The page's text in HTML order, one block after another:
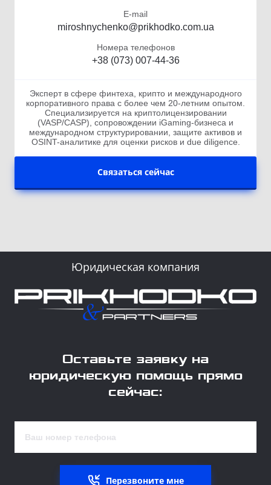
E-mail
miroshnychenko@prikhodko.com.ua
Номера телефонов
+38 (073) 007-44-36
Эксперт в сфере финтеха, крипто и международного
корпоративного права с более чем 20-летним опытом.
Специализируется на криптолицензировании
(VASP/CASP), сопровождении iGaming-бизнеса и
международном структурировании, защите активов и
OSINT-аналитике для оценки рисков и due diligence.
Связаться сейчас
Юридическая компания
Оставьте заявку на
юридическую помощь прямо
сейчас:
Перезвоните мне